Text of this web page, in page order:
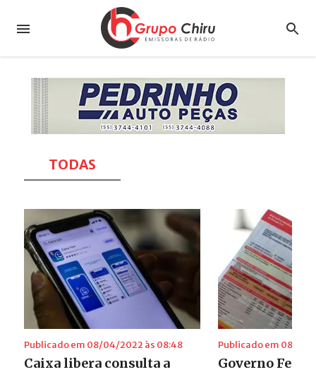
TODAS
Publicado em 08/04/2022 às 08:48
Caixa libera consulta a
Publicado em 08/04/
Governo